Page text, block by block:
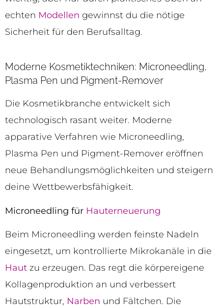
echten Modellen gewinnst du die nötige
Sicherheit für den Berufsalltag.
Moderne Kosmetiktechniken: Microneedling,
Plasma Pen und Pigment-Remover
Die Kosmetikbranche entwickelt sich
technologisch rasant weiter. Moderne
apparative Verfahren wie Microneedling,
Plasma Pen und Pigment-Remover eröffnen
neue Behandlungsmöglichkeiten und steigern
deine Wettbewerbsfähigkeit.
Microneedling für Hauterneuerung
Beim Microneedling werden feinste Nadeln
eingesetzt, um kontrollierte Mikrokanäle in die
Haut zu erzeugen. Das regt die körpereigene
Kollagenproduktion an und verbessert
Hautstruktur, Narben und Fältchen. Die